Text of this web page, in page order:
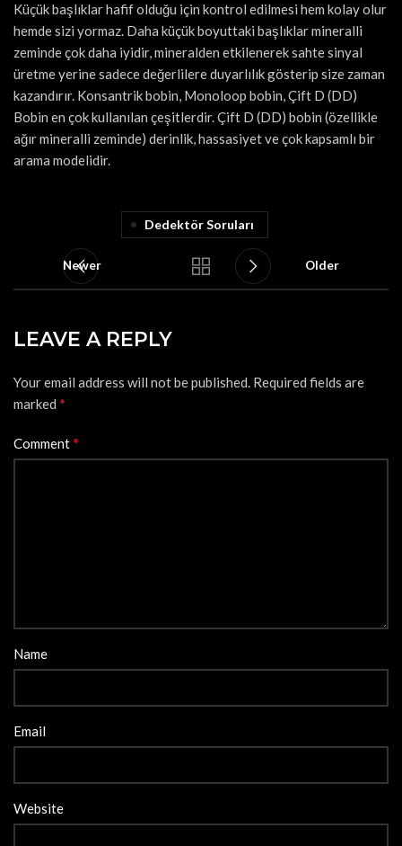
Küçük başlıklar hafif olduğu için kontrol edilmesi hem kolay olur
hemde sizi yormaz. Daha küçük boyuttaki başlıklar mineralli
zeminde çok daha iyidir, mineralden etkilenerek sahte sinyal
üretme yerine sadece değerlilere duyarlılık gösterip size zaman
kazandırır. Konsantrik bobin, Monoloop bobin, Çift D (DD)
Bobin en çok kullanılan çeşitlerdir. Çift D (DD) bobin (özellikle
ağır mineralli zeminde) derinlik, hassasiyet ve çok kapsamlı bir
arama modelidir.
Dedektör Soruları
Newer Older
LEAVE A REPLY
Your email address will not be published. Required fields are
marked *
Comment*
Name
Email
Website